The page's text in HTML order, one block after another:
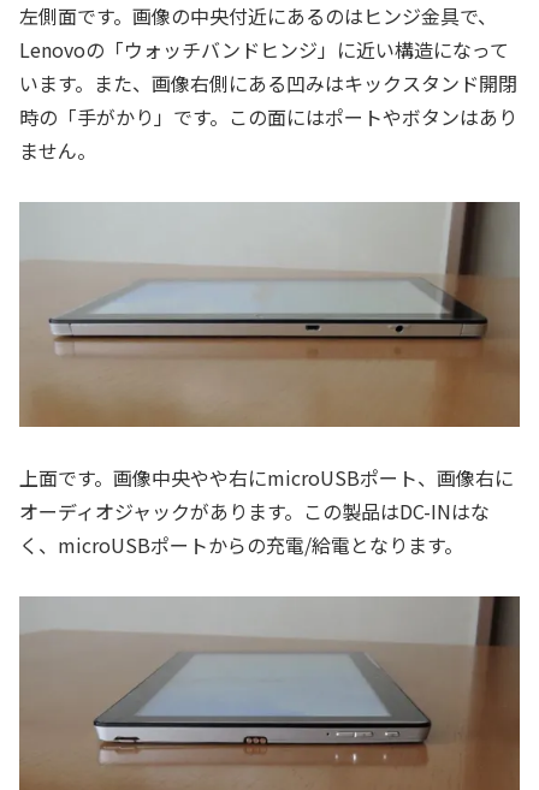
左側面です。画像の中央付近にあるのはヒンジ金具で、
Lenovoの「ウォッチバンドヒンジ」に近い構造になって
います。また、画像右側にある凹みはキックスタンド開閉
時の「手がかり」です。この面にはポートやボタンはあり
ません。
上面です。画像中央やや右にmicroUSBポート、画像右に
オーディオジャックがあります。この製品はDC-INはな
く、microUSBポートからの充電/給電となります。